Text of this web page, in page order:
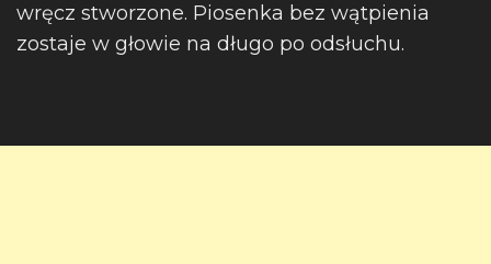
wręcz stworzone. Piosenka bez wątpienia
zostaje w głowie na długo po odsłuchu.